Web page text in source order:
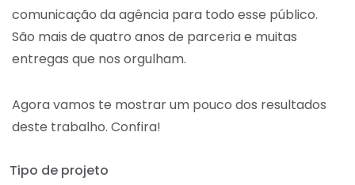
comunicação da agência para todo esse público.
São mais de quatro anos de parceria e muitas
entregas que nos orgulham.
Agora vamos te mostrar um pouco dos resultados
deste trabalho. Confira!
Tipo de projeto